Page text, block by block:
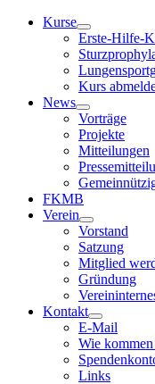
Kurse
Erste-Hilfe-
Kurs
News
Vorträge
Projekte
Mitteilungen
FKMB
Verein
Vorstand
Satzung
Mitglied
Gründung
Kontakt
E-Mail
Wie
Links